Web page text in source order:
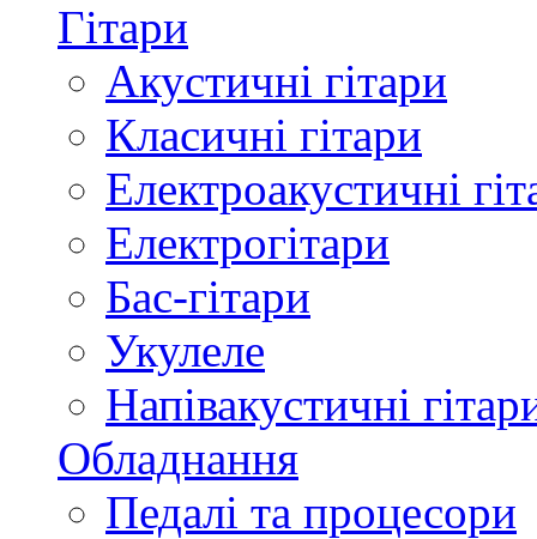
Гітари
Акустичні гітари
Класичні гітари
Електроакустичні
Електрогітари
Бас-гітари
Укулеле
Напівакустичні
Обладнання
Педалі та процесори